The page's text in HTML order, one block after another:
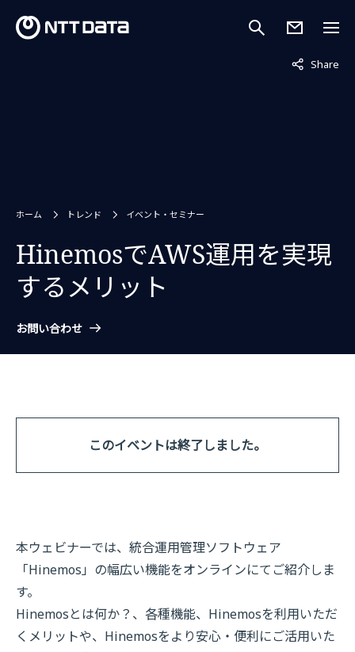
Share
非表示中
ホーム トレンド イベント・セミナー
HinemosでAWS運用を実現
するメリット
お問い合わせ
このイベントは終了しました。
本ウェビナーでは、統合運用管理ソフトウェア
「Hinemos」の幅広い機能をオンラインにてご紹介しま
す。
Hinemosとは何か？、各種機能、Hinemosを利用いただ
くメリットや、Hinemosをより安心・便利にご活用いた